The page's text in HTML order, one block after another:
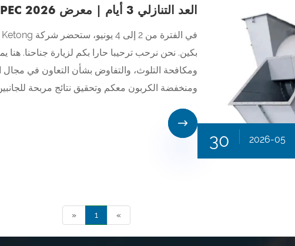
30 2026-05
العد التنازلي 3 أيام | معرض CIEPEC 2026 لحماية البيئة في بكين
بكين. نحن نرحب ترحيبا حارا بكم لزيارة جناحنا. هنا
ومكافحة التلوث، والتفاوض بشأن التعاون في مجال
ومنخفضة الكربون معكم وتحقيق نتائج مربحة

« 1 »